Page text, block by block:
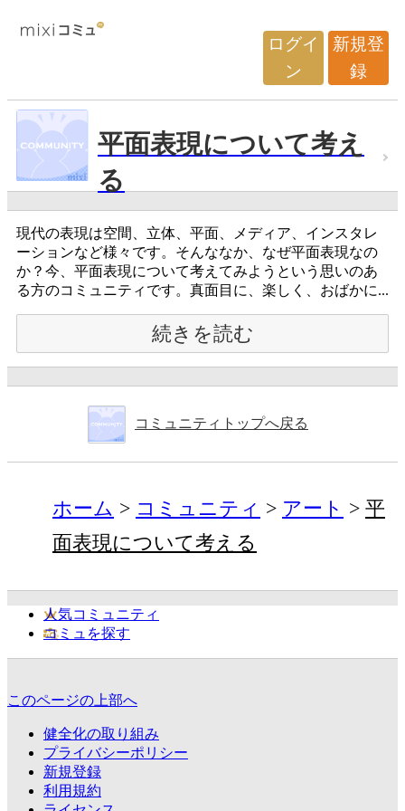
ログイ
ン
新規登
録
平面表現について考え
る
現代の表現は空間、立体、平面、メディア、インスタレ
ーションなど様々です。そんななか、なぜ平面表現なの
か？今、平面表現について考えてみようという思いのあ
る方のコミュニティです。真面目に、楽しく、おばかに...
続きを読む
コミュニティトップへ戻る
ホーム コミュニティ アート
平
面表現について考える
人気コミュニティ
コミュを探す
このページの上部へ
健全化の取り組み
プライバシーポリシー
新規登録
利用規約